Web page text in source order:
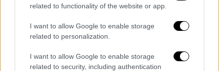
related to functionality of the website or app.
I want to allow Google to enable storage
related to personalization.
I want to allow Google to enable storage
related to security, including authentication
Η Κέλιείχε κάνει την τελευταία της δημόσια
εμφάνιση με τον Γουίλσον στα βραβεία
Grammy τον περασμένο Φεβρουάριο
, ενώ
τη μητέρα της, Σάρον.